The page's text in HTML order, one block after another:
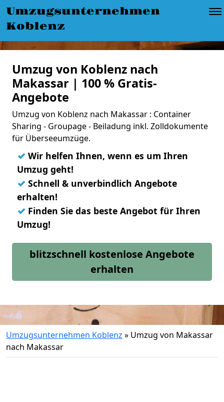
Umzugsunternehmen
Koblenz
Umzug von Koblenz nach
Makassar | 100 % Gratis-
Angebote
Umzug von Koblenz nach Makassar : Container
Sharing - Groupage - Beiladung inkl. Zolldokumente
für Überseeumzüge.
✓ Wir helfen Ihnen, wenn es um Ihren
Umzug geht!
✓ Schnell & unverbindlich Angebote
erhalten!
✓ Finden Sie das beste Angebot für Ihren
Umzug!
blitzschnell kostenlose Angebote
erhalten
Umzugsunternehmen Koblenz » Umzug von Makassar
nach Makassar